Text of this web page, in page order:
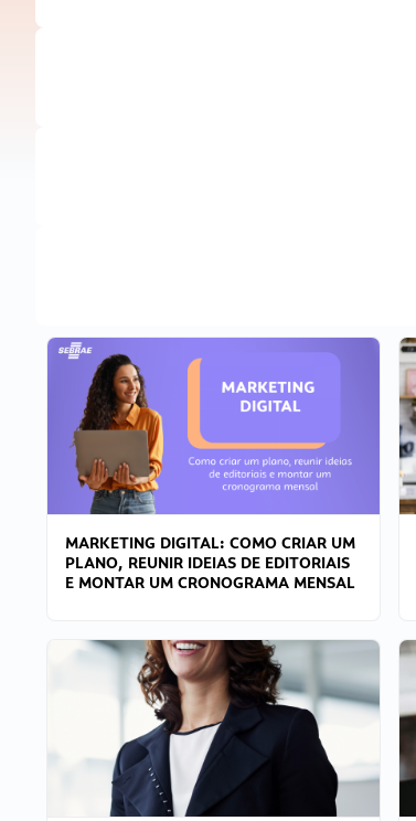
MARKETING DIGITAL: COMO CRIAR UM
PLANO, REUNIR IDEIAS DE EDITORIAIS
E MONTAR UM CRONOGRAMA MENSAL